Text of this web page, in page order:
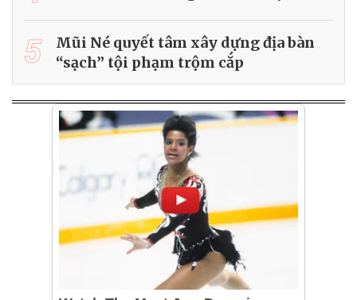
5
Mũi Né quyết tâm xây dựng địa bàn
“sạch” tội phạm trộm cắp